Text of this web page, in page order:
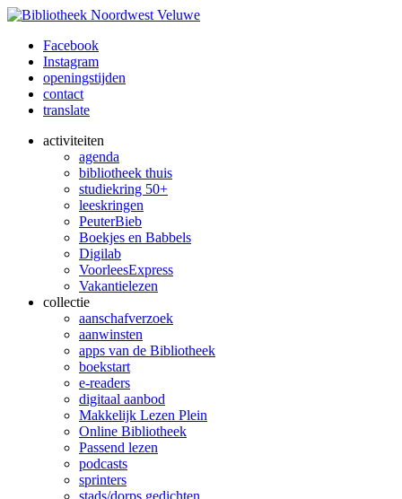
Facebook
Instagram
openingstijden
contact
translate
activiteiten
agenda
bibliotheek thuis
studiekring 50+
leeskringen
PeuterBieb
Boekjes en Babbels
Digilab
VoorleesExpress
Vakantielezen
collectie
aanschafverzoek
aanwinsten
apps van de Bibliotheek
boekstart
e-readers
digitaal aanbod
Makkelijk Lezen Plein
Online Bibliotheek
Passend lezen
podcasts
sprinters
stads/dorps gedichten